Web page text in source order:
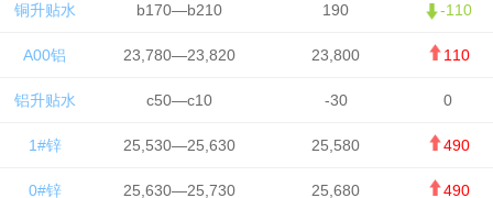
铜升贴水 b170—b210 190 -110
A00铝 23,780—23,820 23,800 110
铝升贴水 c50—c10 -30 0
1#锌 25,530—25,630 25,580 490
0#锌 25,630—25,730 25,680 490